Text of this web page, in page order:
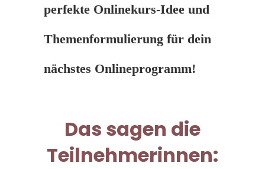
perfekte Onlinekurs-Idee und
Themenformulierung für dein
nächstes Onlineprogramm!
Das sagen die
Teilnehmerinnen: